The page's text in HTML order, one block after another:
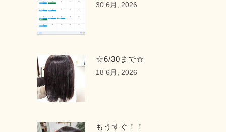
30 6月, 2026
☆6/30まで☆
18 6月, 2026
もうすぐ！！